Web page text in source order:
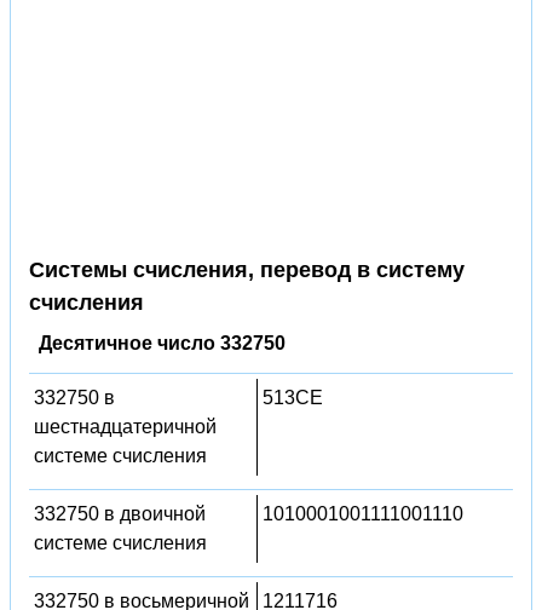
Системы счисления, перевод в систему
счисления
Десятичное число 332750
332750 в
шестнадцатеричной
системе счисления
513CE
332750 в двоичной
системе счисления
1010001001111001110
332750 в восьмеричной
1211716